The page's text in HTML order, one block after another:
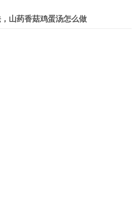
山药香菇鸡蛋汤怎么做